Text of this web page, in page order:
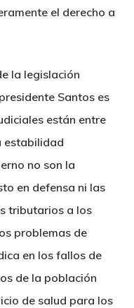
el derecho a
la legislación
Santos es
están entre
estabilidad
no son la
en defensa ni las
tributarios a los
problemas de
en los fallos de
de la población
de salud para los